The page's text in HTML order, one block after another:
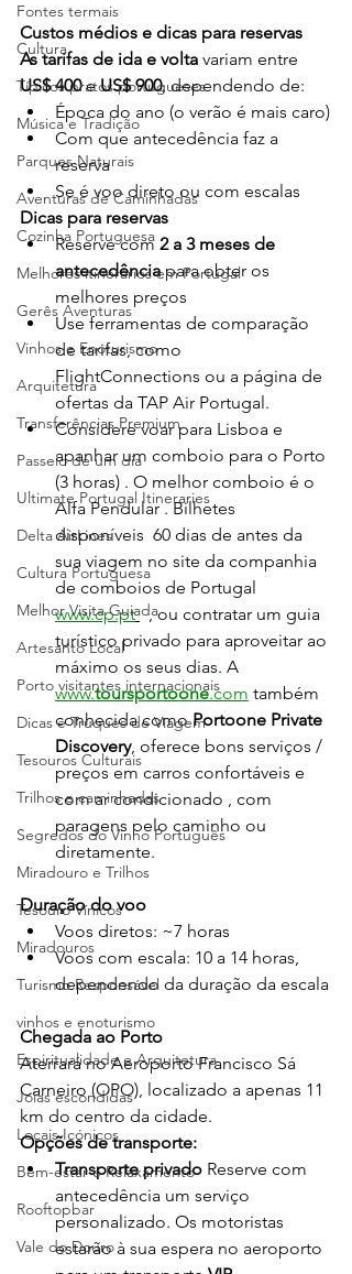
Fontes termais
Cultura
Típicos pratos portugueses
Música e Tradição
Parques Naturais
Aventuras de Caminhadas
Cozinha Portuguesa
Melhores itinerários em Portugal
Gerês Aventuras
Vinhos e Enoturismo
Arquitetura
Transferências Premium
Passeio de um dia
Ultimate Portugal Itineraries
Delta AirLines
Cultura Portuguesa
Melhor Visita Guiada
Artesanto Local
Porto visitantes internacionais
Dicas e Truques de Viagem
Tesouros Culturais
Trilhos e caminhadas
Segredos do Vinho Português
Miradouro e Trilhos
Tesouro Vínicos
Miradouros
Turismo Responsável
vinhos e enoturismo
Espiritualidade e Arquitetura
Joias escondidas
Locais Icónicos
Bem-estar e Relaxamento
Rooftopbar
Vale do Douro
Custos médios e dicas para reservas
As tarifas de ida e volta variam entre
US$ 400 e US$ 900, dependendo de:
Época do ano (o verão é mais caro)
Com que antecedência faz a
reserva
Se é voo direto ou com escalas
Dicas para reservas
Reserve com 2 a 3 meses de
antecedência para obter os
melhores preços
Use ferramentas de comparação
de tarifas, como
FlightConnections ou a página de
ofertas da TAP Air Portugal.
Considere voar para Lisboa e
apanhar um comboio para o Porto
(3 horas) . O melhor comboio é o
Alfa Pendular . Bilhetes
disponíveis  60 dias de antes da
sua viagem no site da companhia
de comboios de Portugal
www.cp.pt
  , ou contratar um guia
turístico privado para aproveitar ao
máximo os seus dias. A
www.toursportoone.com também
conhecida como Portoone Private
Discovery, oferece bons serviços /
preços em carros confortáveis e
com ar condicionado , com
paragens pelo caminho ou
diretamente.
Duração do voo
Voos diretos: ~7 horas
Voos com escala: 10 a 14 horas,
dependendo da duração da escala
Chegada ao Porto
Aterrará no Aeroporto Francisco Sá
Carneiro (OPO), localizado a apenas 11
km do centro da cidade.
Opções de transporte:
Transporte privado Reserve com
antecedência um serviço
personalizado. Os motoristas
estarão à sua espera no aeroporto